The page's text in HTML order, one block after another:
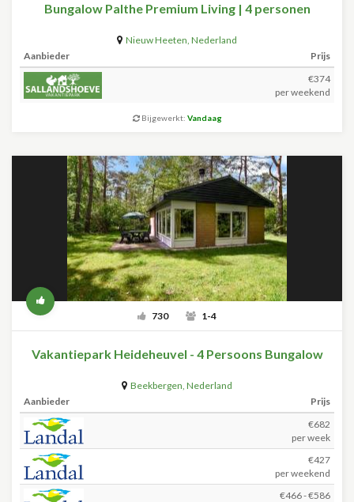
Bungalow Palthe Premium Living | 4 personen
Nieuw Heeten, Nederland
Aanbieder
Prijs
€374
per weekend
Bijgewerkt: Vandaag
730 1-4
Vakantiepark Heideheuvel - 4 Persoons Bungalow
Beekbergen, Nederland
Aanbieder
Prijs
€682
per week
€427
per weekend
€466 - €586